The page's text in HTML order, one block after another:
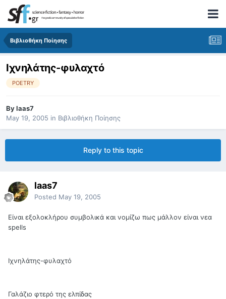
Βιβλιοθήκη Ποίησης
Ιχνηλάτης-φυλαχτό
POETRY
Bylaas7
May 19, 2005 in Βιβλιοθήκη Ποίησης
Reply to this topic
laas7
Posted May 19, 2005
Είναι εξολοκλήρου συμβολικά και νομίζω πως μάλλον είναι νεα
spells
Ιχνηλάτης-φυλαχτό
Γαλάζιο φτερό της ελπίδας